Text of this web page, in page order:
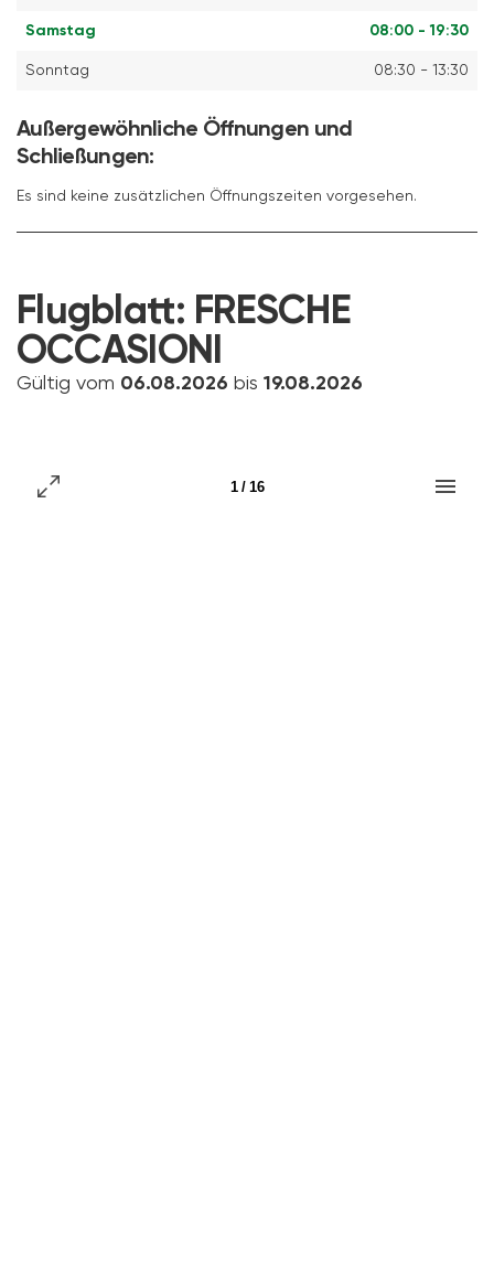
Samstag 08:00 - 19:30
Sonntag 08:30 - 13:30
Außergewöhnliche Öffnungen und
Schließungen:
Es sind keine zusätzlichen Öffnungszeiten vorgesehen.
Flugblatt: FRESCHE
OCCASIONI
Gültig vom 06.08.2026 bis 19.08.2026